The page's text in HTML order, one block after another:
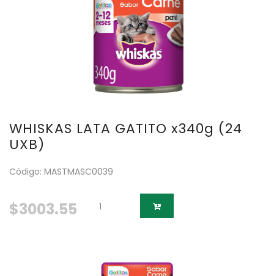
WHISKAS LATA GATITO x340g (24
UXB)
Código: MASTMASC0039
$3003.55